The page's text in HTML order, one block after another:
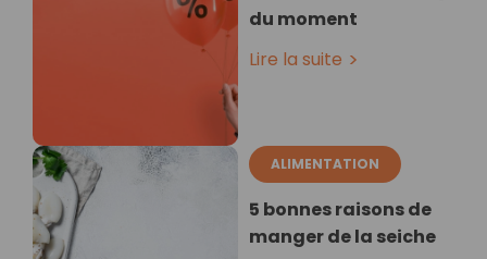
du moment
Lire la suite
ALIMENTATION
5 bonnes raisons de
manger de la seiche